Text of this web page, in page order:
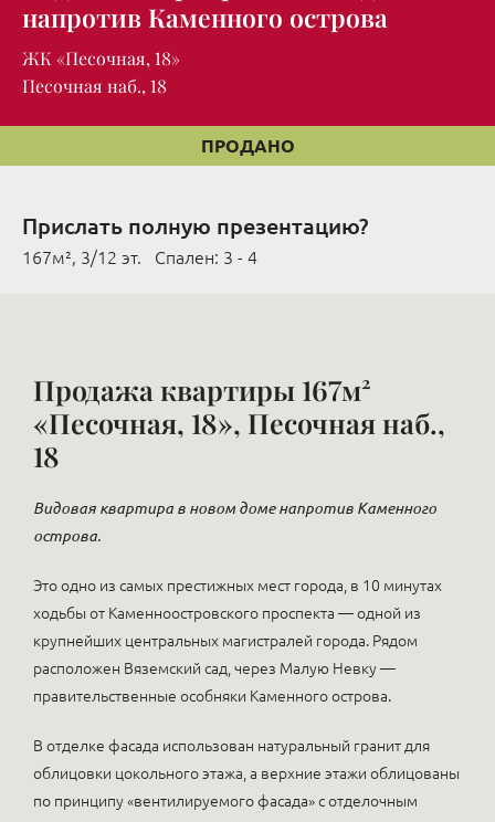
напротив Каменного острова
ЖК «Песочная, 18»
Песочная наб., 18
ПРОДАНО
Прислать полную презентацию?
167м², 3/12 эт. Cпален: 3 - 4
Продажа квартиры 167м²
«Песочная, 18», Песочная наб.,
18
Видовая квартира в новом доме напротив Каменного
острова.
Это одно из самых престижных мест города, в 10 минутах
ходьбы от Каменноостровского проспекта — одной из
крупнейших центральных магистралей города. Рядом
расположен Вяземский сад, через Малую Невку —
правительственные особняки Каменного острова.
В отделке фасада использован натуральный гранит для
облицовки цокольного этажа, а верхние этажи облицованы
по принципу «вентилируемого фасада» с отделочным